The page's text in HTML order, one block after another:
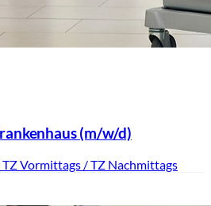
(m/w/d)
TZ Vormittags / TZ Nachmittags